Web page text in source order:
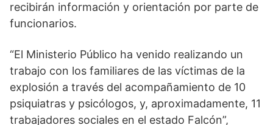
recibirán información y orientación por parte de
funcionarios.
“El Ministerio Público ha venido realizando un
trabajo con los familiares de las víctimas de la
explosión a través del acompañamiento de 10
psiquiatras y psicólogos, y, aproximadamente, 11
trabajadores sociales en el estado Falcón”,